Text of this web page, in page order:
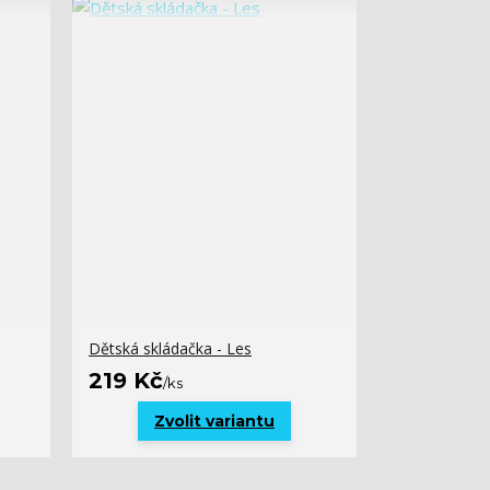
Dětská skládačka - Les
219 Kč/ks
Zvolit variantu